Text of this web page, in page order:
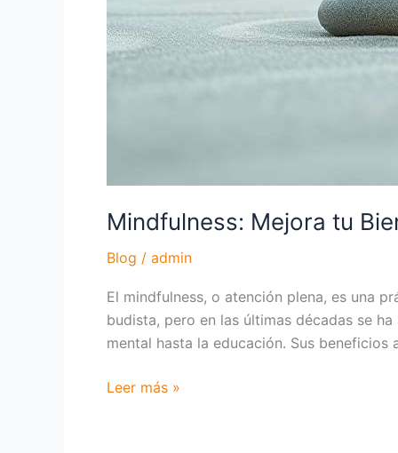
Mindfulness: Mejora tu
Blog / admin
El mindfulness, o atención plena, es una
budista, pero en las últimas décadas se
mental hasta la educación. Sus beneficios
Leer más »